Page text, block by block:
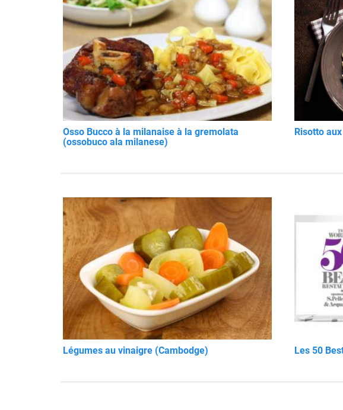
Osso Bucco à la milanaise à la gremolata
(ossobuco ala milanese)
Risotto
Légumes au vinaigre (Cambodge) Les 50